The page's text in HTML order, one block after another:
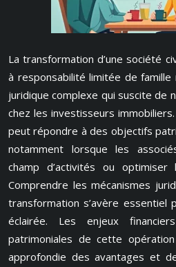
La transformation d’une société
à responsabilité limitée de
juridique complexe qui suscite de
chez les investisseurs
peut répondre à des objectifs
notamment lorsque les
champ d’activités ou optimiser
Comprendre les mécanismes
transformation s’avère essentiel
éclairée. Les enjeux
patrimoniales de cette
approfondie des avantages et